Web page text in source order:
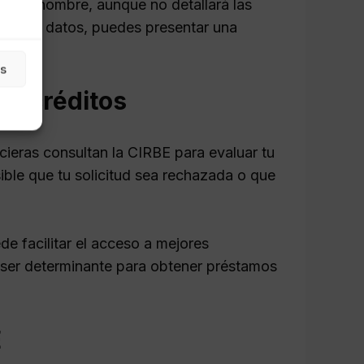
tu nombre, aunque no detallará las
los datos, puedes presentar una
créditos
consultan la CIRBE para evaluar tu
que tu solicitud sea rechazada o que
facilitar el acceso a mejores
determinante para obtener préstamos